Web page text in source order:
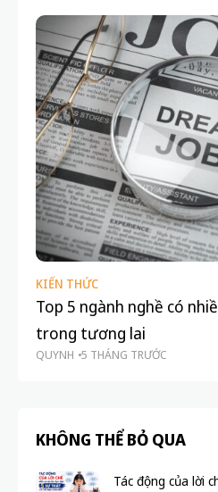
KIẾN THỨC
Top 5 ngành nghề có
trong tương lai
QUYNH 5 THÁNG TRƯỚC
KHÔNG THỂ BỎ QUA
Tác động của lời